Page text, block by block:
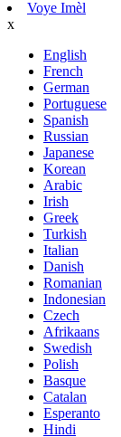
Voye Imèl
x
English
French
German
Portuguese
Spanish
Russian
Japanese
Korean
Arabic
Irish
Greek
Turkish
Italian
Danish
Romanian
Indonesian
Czech
Afrikaans
Swedish
Polish
Basque
Catalan
Esperanto
Hindi